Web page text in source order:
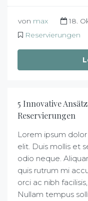
von max
18.
Reservierungen
5 Innovative
Reservierungen
Lorem ipsum
elit. Duis mollis et
odio neque.
quis rutrum mi
orci ac nibh
Nullam tempus